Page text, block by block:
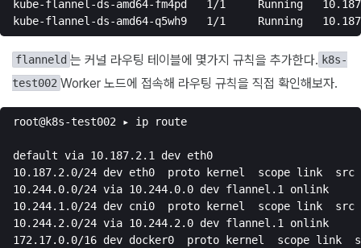
kube-flannel-ds-amd64-fm4pd   1/1     Running
flanneld 는 커널 라우팅 테이블에 몇가지 규칙을 추가한다. k8s-
test002 Worker 노드에 접속해 라우팅 규칙을 직접 확인해보자.
root@k8s-test002 ▸ ip route
default via 10.187.2.1 dev eth0
10.187.2.0/24 dev eth0  proto kernel  scope link  src
10.244.0.0/24 via 10.244.0.0 dev flannel.1 onlink
10.244.1.0/24 dev cni0  proto kernel  scope link  src
10.244.2.0/24 via 10.244.2.0 dev flannel.1 onlink